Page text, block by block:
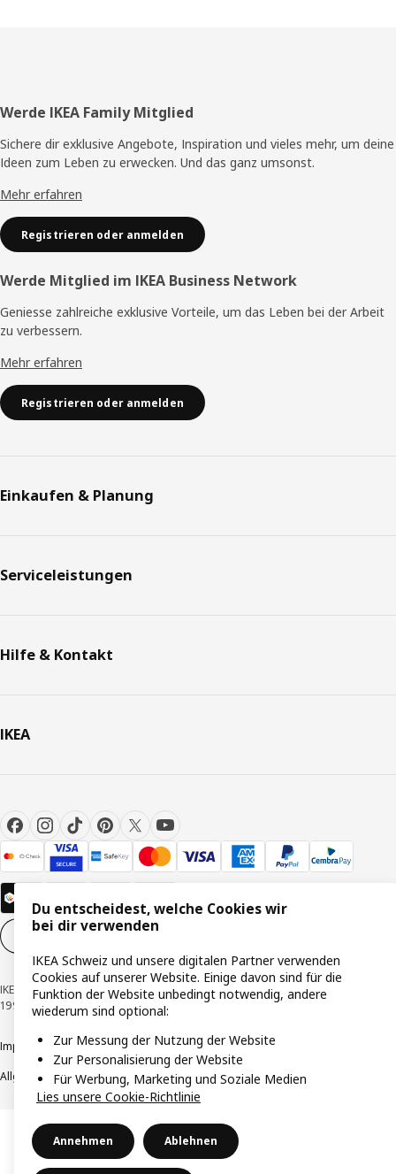
Fusszeile
Werde IKEA Family Mitglied
Sichere dir exklusive Angebote, Inspiration und vieles mehr, um deine
Ideen zum Leben zu erwecken. Und das ganz umsonst.
Mehr erfahren
Registrieren oder anmelden
Werde Mitglied im IKEA Business Network
Geniesse zahlreiche exklusive Vorteile, um das Leben bei der Arbeit
zu verbessern.
Mehr erfahren
Registrieren oder anmelden
Einkaufen & Planung
Serviceleistungen
Hilfe & Kontakt
IKEA
Cookie-Einstellungen
IKEA Schweiz - Müslistrasse 16, 8957 Spreitenbach © Inter IKEA Systems B.V.
1999-2026
Impressum / DatenschutzerklärungCookiesVerantwortungsvolle Offenlegung
Allgemeine Geschäftsbedingungen
Du entscheidest, welche Cookies wir
bei dir verwenden
IKEA Schweiz und unsere digitalen Partner verwenden
Cookies auf unserer Website. Einige davon sind für die
Funktion der Website unbedingt notwendig, andere
wiederum sind optional:
Zur Messung der Nutzung der Website
Zur Personalisierung der Website
Für Werbung, Marketing und Soziale Medien
Lies unsere Cookie-Richtlinie
Annehmen Ablehnen